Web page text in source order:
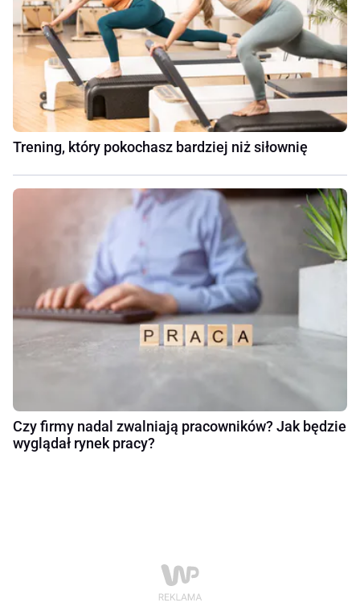
Trening, który pokochasz bardziej niż siłownię
Czy firmy nadal zwalniają pracowników? Jak będzie
wyglądał rynek pracy?